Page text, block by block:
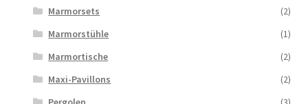
Marmorsets
(2)
Marmorstühle
(1)
Marmortische
(2)
Maxi-Pavillons
(2)